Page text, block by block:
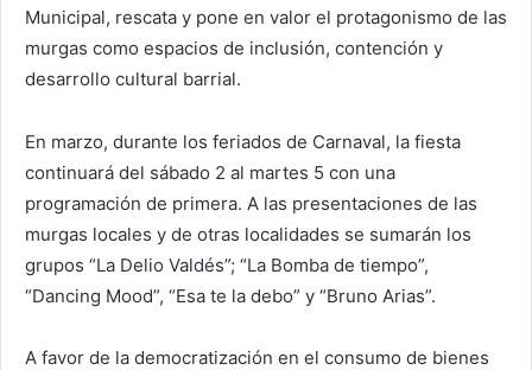
Municipal, rescata y pone en valor el protagonismo de las
murgas como espacios de inclusión, contención y
desarrollo cultural barrial.
En marzo, durante los feriados de Carnaval, la fiesta
continuará del sábado 2 al martes 5 con una
programación de primera. A las presentaciones de las
murgas locales y de otras localidades se sumarán los
grupos “La Delio Valdés”; “La Bomba de tiempo”,
“Dancing Mood”, “Esa te la debo” y “Bruno Arias”.
A favor de la democratización en el consumo de bienes